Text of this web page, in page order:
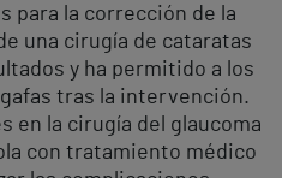
para la corrección de la
una cirugía de cataratas
y ha permitido a los
tras la intervención.
en la cirugía del glaucoma
con tratamiento médico